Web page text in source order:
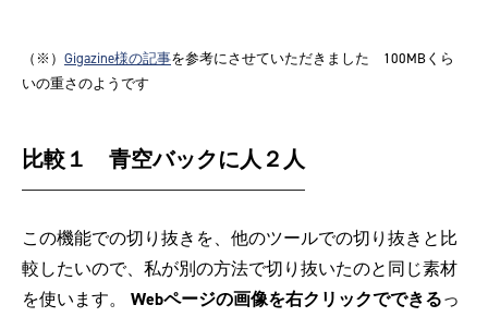
（※） Gigazine様の記事を参考にさせていただきました 100MBくら
いの重さのようです
比較１ 青空バックに人２人
この機能での切り抜きを、他のツールでの切り抜きと比
較したいので、私が別の方法で切り抜いたのと同じ素材
を使います。
Webページの画像を右クリックでできるっ